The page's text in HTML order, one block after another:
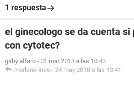
1 respuesta
el ginecologo se da cuenta
con cytotec?
gaby alfaro - 31 mar 2013 a las 10:43
marlene-ines - 24 may 2018 a las 13:41